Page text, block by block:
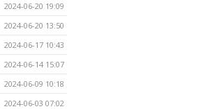
2024-06-20 19:09
2024-06-20 13:50
2024-06-17 10:43
2024-06-14 15:07
2024-06-09 10:18
2024-06-03 07:02